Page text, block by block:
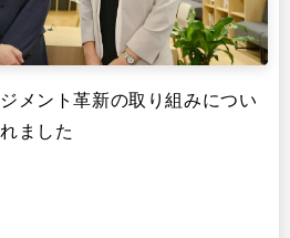
メント革新の取り組みについ
ました